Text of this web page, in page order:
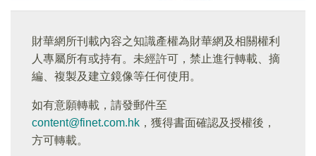
財華網所刊載內容之知識產權為財華網及相關權利
人專屬所有或持有。未經許可，禁止進行轉載、摘
編、複製及建立鏡像等任何使用。
如有意願轉載，請發郵件至
content@finet.com.hk ，獲得書面確認及授權後，
方可轉載。